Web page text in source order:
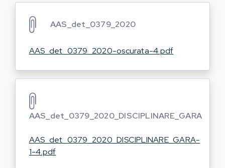
AAS_det_0379_2020
AAS_det_0379_2020-oscurata-4.pdf
AAS_det_0379_2020_DISCIPLINARE_GARA
AAS_det_0379_2020_DISCIPLINARE_GARA-
1-4.pdf